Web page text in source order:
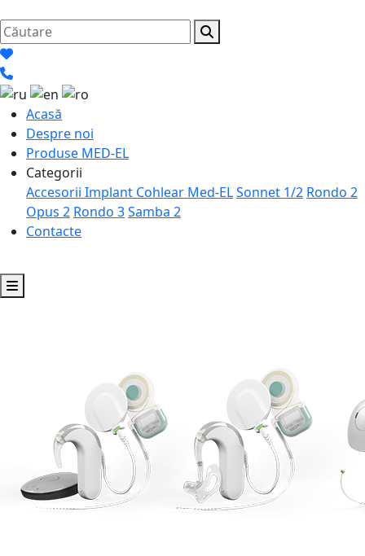
Acasă
Despre noi
Produse MED-EL
Categorii
Accesorii Implant Cohlear Med-ELSonnet 1/2 Rondo 2
Opus 2 Rondo 3Samba 2
Contacte